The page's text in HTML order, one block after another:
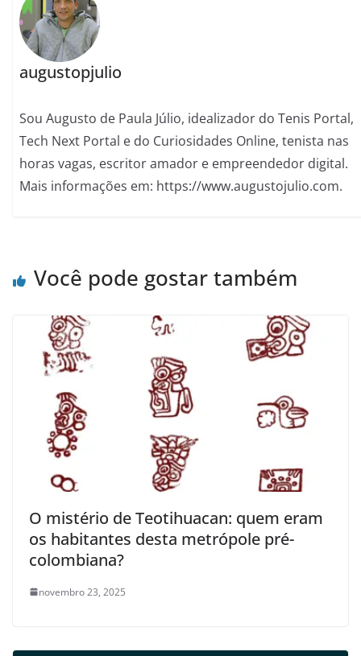
augustopjulio
Sou Augusto de Paula Júlio, idealizador do Tenis Portal,
Tech Next Portal e do Curiosidades Online, tenista nas
horas vagas, escritor amador e empreendedor digital.
Mais informações em: https://www.augustojulio.com.
Você pode gostar também
O mistério de Teotihuacan: quem eram
os habitantes desta metrópole pré-
colombiana?
novembro 23, 2025